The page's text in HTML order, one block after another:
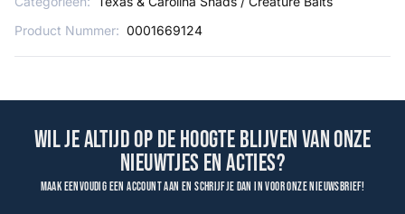
Product Nummer: 0001669124
Wil je altijd op de hoogte blijven van onze
nieuwtjes en acties?
Maak eenvoudig een account aan en schrijf je dan in voor onze nieuwsbrief!